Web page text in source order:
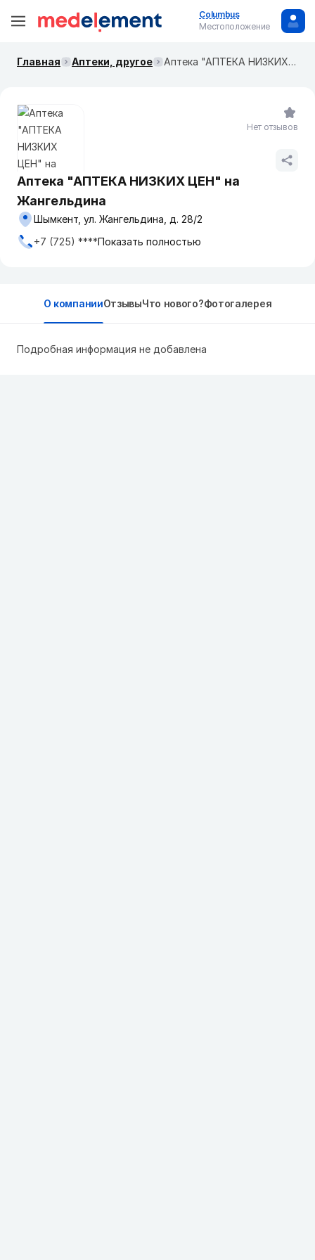
Columbus
Местоположение
Главная Аптеки, другое Аптека "АПТЕКА НИЗКИХ ЦЕН" на Жангельдина
Аптека "АПТЕКА НИЗКИХ ЦЕН" на
Жангельдина
Шымкент, ул. Жангельдина, д. 28/2
+7 (725) ****Показать полностью
Нет отзывов
О компанииОтзывыЧто нового?Фотогалерея
Подробная информация не добавлена